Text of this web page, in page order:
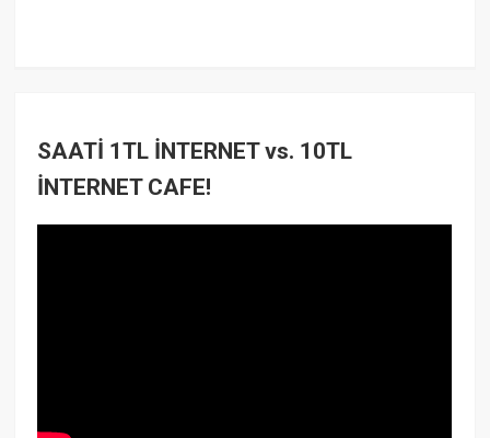
SAATİ 1TL İNTERNET vs. 10TL
İNTERNET CAFE!